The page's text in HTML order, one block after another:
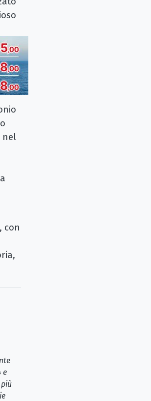
nel
con
e